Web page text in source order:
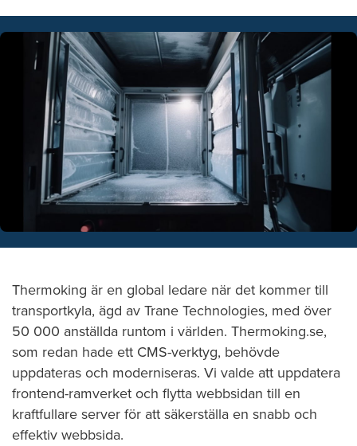
Thermoking är en global ledare när det kommer till
transportkyla, ägd av Trane Technologies, med över
50 000 anställda runtom i världen. Thermoking.se,
som redan hade ett CMS-verktyg, behövde
uppdateras och moderniseras. Vi valde att uppdatera
frontend-ramverket och flytta webbsidan till en
kraftfullare server för att säkerställa en snabb och
effektiv webbsida.